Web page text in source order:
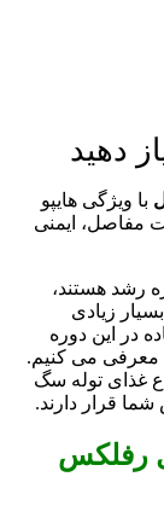
دهید
با ویژگی هایپو
مفاصل، ایمنی
رشد هستند،
زیادی
در این دوره
معرفی می کنیم.
غذای توله سگ
قرار دارند.
رفلکس